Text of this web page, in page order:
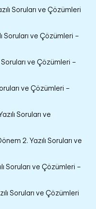
Soruları ve Çözümleri
Soruları ve Çözümleri –
Soruları ve Çözümleri –
ve Çözümleri –
Soruları ve
2. Yazılı Soruları ve
Soruları ve Çözümleri –
Soruları ve Çözümleri